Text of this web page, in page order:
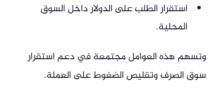
استقرار الطلب على الدولار داخل السوق
المحلية.
وتسهم هذه العوامل مجتمعة في دعم استقرار
سوق الصرف وتقليص الضغوط على العملة.